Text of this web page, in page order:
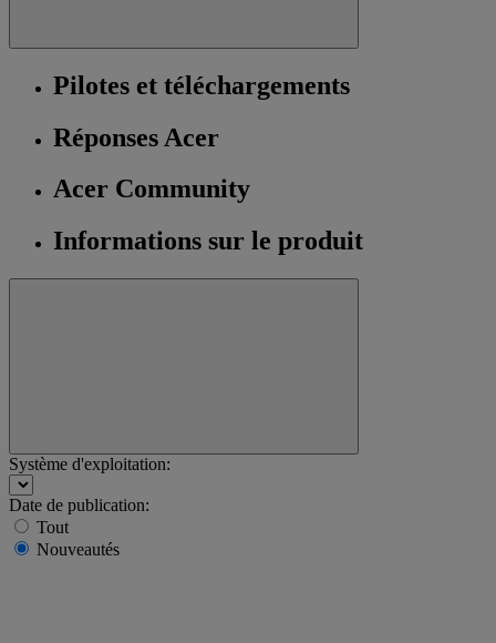
Pilotes et téléchargements
Réponses Acer
Acer Community
Informations sur le produit
Système d'exploitation:
Date de publication:
Tout
Nouveautés